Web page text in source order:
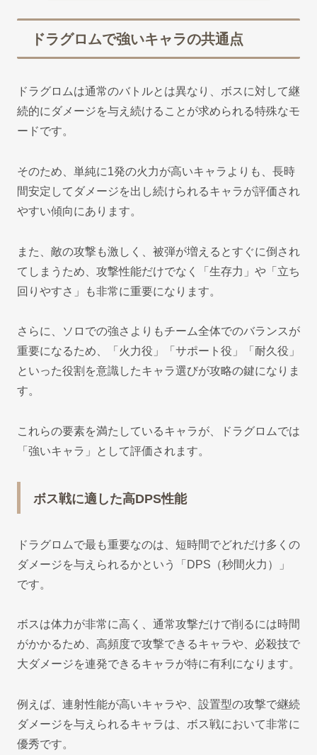
ドラグロムで強いキャラの共通点
ドラグロムは通常のバトルとは異なり、ボスに対して継
続的にダメージを与え続けることが求められる特殊なモ
ードです。
そのため、単純に1発の火力が高いキャラよりも、長時
間安定してダメージを出し続けられるキャラが評価され
やすい傾向にあります。
また、敵の攻撃も激しく、被弾が増えるとすぐに倒され
てしまうため、攻撃性能だけでなく「生存力」や「立ち
回りやすさ」も非常に重要になります。
さらに、ソロでの強さよりもチーム全体でのバランスが
重要になるため、「火力役」「サポート役」「耐久役」
といった役割を意識したキャラ選びが攻略の鍵になりま
す。
これらの要素を満たしているキャラが、ドラグロムでは
「強いキャラ」として評価されます。
ボス戦に適した高DPS性能
ドラグロムで最も重要なのは、短時間でどれだけ多くの
ダメージを与えられるかという「DPS（秒間火力）」
です。
ボスは体力が非常に高く、通常攻撃だけで削るには時間
がかかるため、高頻度で攻撃できるキャラや、必殺技で
大ダメージを連発できるキャラが特に有利になります。
例えば、連射性能が高いキャラや、設置型の攻撃で継続
ダメージを与えられるキャラは、ボス戦において非常に
優秀です。